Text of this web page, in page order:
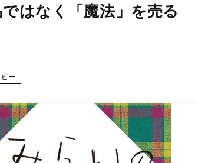
はなく「魔法」を売る
ー